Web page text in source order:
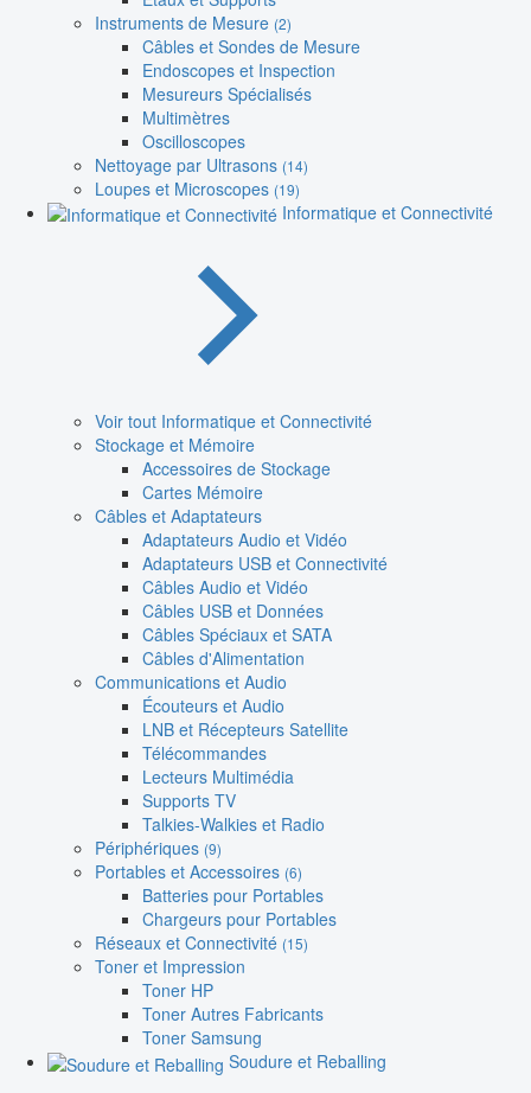
Instruments de Mesure (2)
Câbles et Sondes de Mesure
Endoscopes et Inspection
Mesureurs Spécialisés
Multimètres
Oscilloscopes
Nettoyage par Ultrasons (14)
Loupes et Microscopes (19)
Informatique et Connectivité
Voir tout Informatique et Connectivité
Stockage et Mémoire
Accessoires de Stockage
Cartes Mémoire
Câbles et Adaptateurs
Adaptateurs Audio et Vidéo
Adaptateurs USB et Connectivité
Câbles Audio et Vidéo
Câbles USB et Données
Câbles Spéciaux et SATA
Câbles d'Alimentation
Communications et Audio
Écouteurs et Audio
LNB et Récepteurs Satellite
Télécommandes
Lecteurs Multimédia
Supports TV
Talkies-Walkies et Radio
Périphériques (9)
Portables et Accessoires (6)
Batteries pour Portables
Chargeurs pour Portables
Réseaux et Connectivité (15)
Toner et Impression
Toner HP
Toner Autres Fabricants
Toner Samsung
Soudure et Reballing